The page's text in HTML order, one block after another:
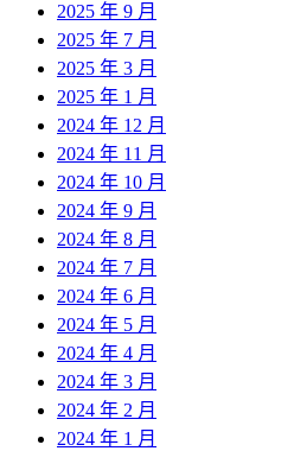
2025 年 9 月
2025 年 7 月
2025 年 3 月
2025 年 1 月
2024 年 12 月
2024 年 11 月
2024 年 10 月
2024 年 9 月
2024 年 8 月
2024 年 7 月
2024 年 6 月
2024 年 5 月
2024 年 4 月
2024 年 3 月
2024 年 2 月
2024 年 1 月